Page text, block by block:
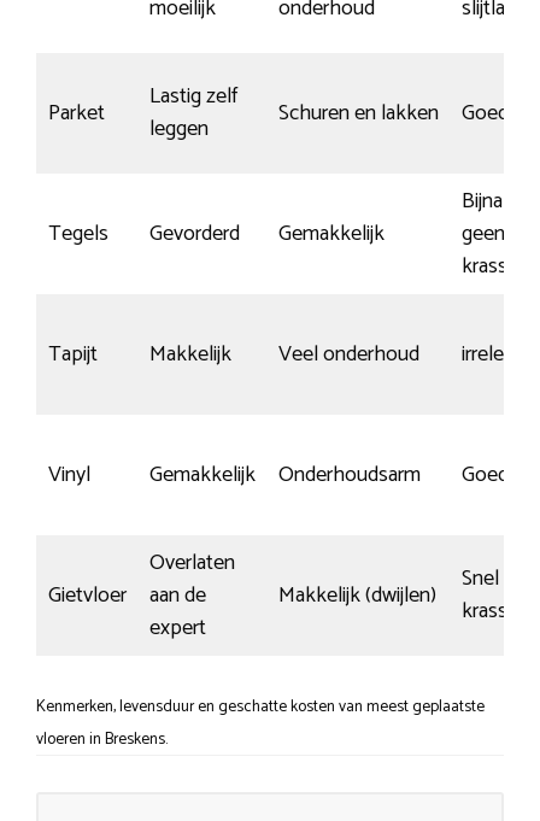
moeilijk
onderhoud
slijtlaag
Parket
Lastig zelf
leggen
Schuren en lakken Goed
Tegels Gevorderd Gemakkelijk
Bijna
geen
krassen
Tapijt Makkelijk Veel onderhoud irrelevant
Vinyl Gemakkelijk Onderhoudsarm Goed
Gietvloer
Overlaten
aan de
expert
Makkelijk (dwijlen)
Snel
krassen
Kenmerken, levensduur en geschatte kosten van meest geplaatste
vloeren in Breskens.